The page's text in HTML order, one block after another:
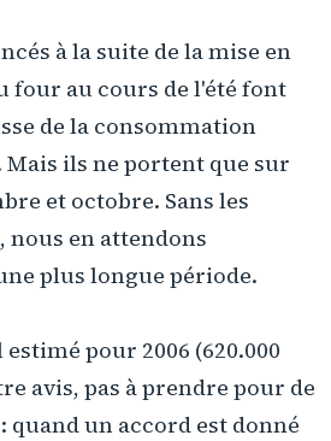
à la suite de la mise en
four au cours de l'été font
de la consommation
Mais ils ne portent que sur
et octobre. Sans les
nous en attendons
plus longue période.
pour 2006 (620.000
avis, pas à prendre pour de
un accord est donné